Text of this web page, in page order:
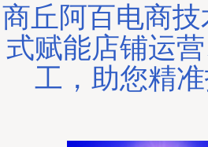
商丘阿百电商
式赋能店铺运
工，助您精